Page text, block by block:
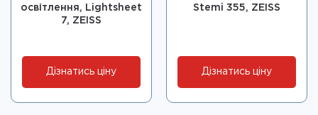
освітлення, Lightsheet
7, ZEISS
Дізнатись ціну
Stemi 355, ZEISS
Дізнатись ціну